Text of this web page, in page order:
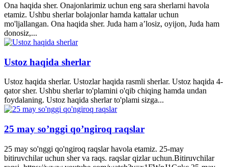
Ona haqida sher. Onajonlarimiz uchun eng sara sherlarni havola
etamiz. Ushbu sherlar bolajonlar hamda kattalar uchun
mo'ljallangan. Ona haqida sher. Juda ham a’losiz, oyijon, Juda ham
donosiz,...
Ustoz haqida sherlar
Ustoz haqida sherlar. Ustozlar haqida rasmli sherlar. Ustoz haqida 4-
qator sher. Ushbu sherlar to'plamini o'qib chiqing hamda undan
foydalaning. Ustoz haqida sherlar to'plami sizga...
25 may so’nggi qo’ngiroq raqslar
25 may so'nggi qo'ngiroq raqslar havola etamiz. 25-may
bitiruvchilar uchun sher va raqs. raqslar qizlar uchun.Bitiruvchilar